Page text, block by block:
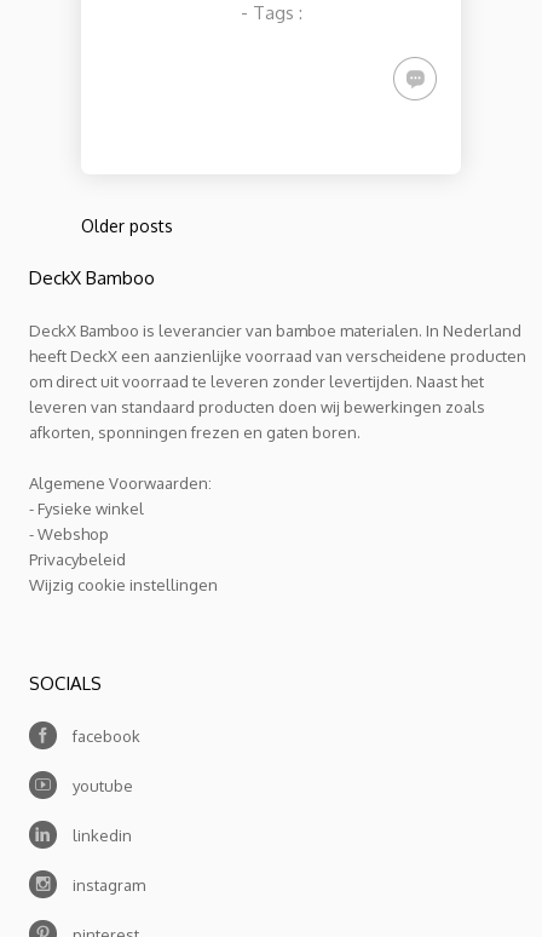
- Tags :
Older posts
DeckX Bamboo
DeckX Bamboo is leverancier van bamboe materialen. In Nederland
heeft DeckX een aanzienlijke voorraad van verscheidene producten
om direct uit voorraad te leveren zonder levertijden. Naast het
leveren van standaard producten doen wij bewerkingen zoals
afkorten, sponningen frezen en gaten boren.
Algemene Voorwaarden:
- Fysieke winkel
- Webshop
Privacybeleid
Wijzig cookie instellingen
SOCIALS
facebook
youtube
linkedin
instagram